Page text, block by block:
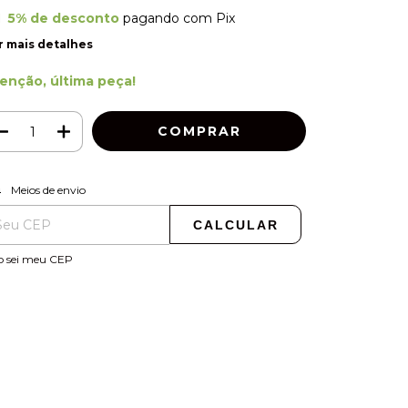
5% de descontopagando com Pix
mais detalhes
última peça!
para o CEP:
Meios de envio
CALCULAR
sei meu CEP